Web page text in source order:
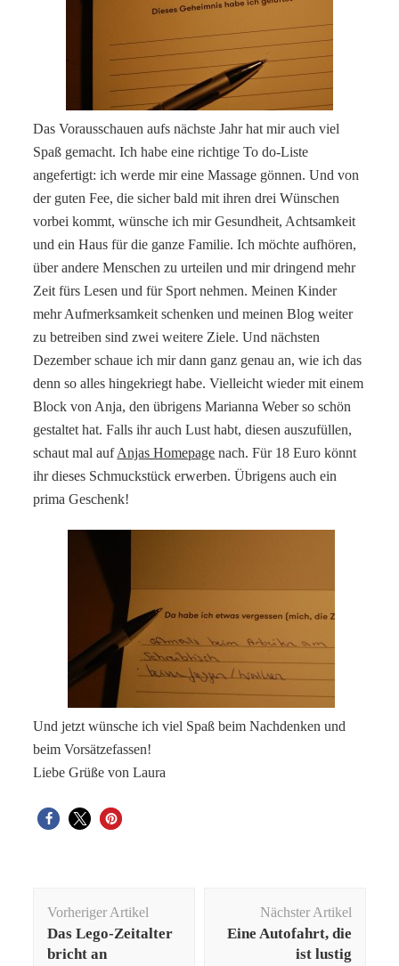
Das Vorausschauen aufs nächste Jahr hat mir auch viel
Spaß gemacht. Ich habe eine richtige To do-Liste
angefertigt: ich werde mir eine Massage gönnen. Und von
der guten Fee, die sicher bald mit ihren drei Wünschen
vorbei kommt, wünsche ich mir Gesundheit, Achtsamkeit
und ein Haus für die ganze Familie. Ich möchte aufhören,
über andere Menschen zu urteilen und mir dringend mehr
Zeit fürs Lesen und für Sport nehmen. Meinen Kinder
mehr Aufmerksamkeit schenken und meinen Blog weiter
zu betreiben sind zwei weitere Ziele. Und nächsten
Dezember schaue ich mir dann ganz genau an, wie ich das
denn so alles hingekriegt habe. Vielleicht wieder mit einem
Block von Anja, den übrigens Marianna Weber so schön
gestaltet hat. Falls ihr auch Lust habt, diesen auszufüllen,
schaut mal aufAnjas Homepage nach. Für 18 Euro könnt
ihr dieses Schmuckstück erwerben. Übrigens auch ein
prima Geschenk!
Und jetzt wünsche ich viel Spaß beim Nachdenken und
beim Vorsätzefassen!
Liebe Grüße von Laura
Vorheriger Artikel
Das Lego-Zeitalter
bricht an
Nächster Artikel
Eine Autofahrt, die
ist lustig